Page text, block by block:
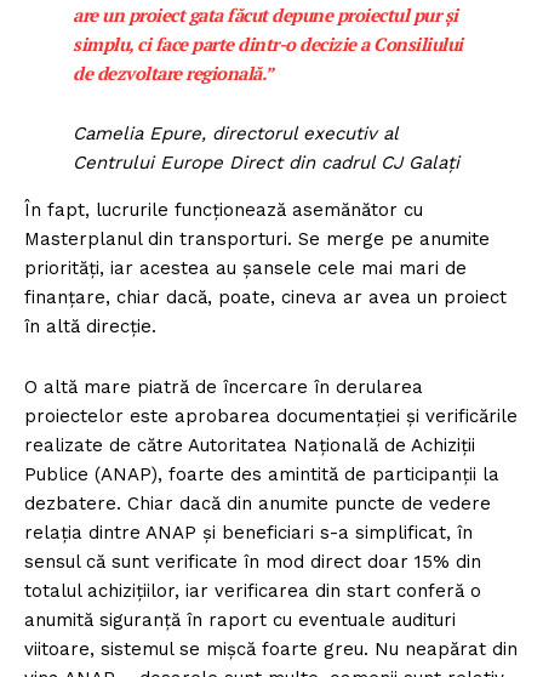
are un proiect gata făcut depune proiectul pur și
simplu, ci face parte dintr-o decizie a Consiliului
de dezvoltare regională.”
Camelia Epure, directorul executiv al
Centrului Europe Direct din cadrul CJ Galați
În fapt, lucrurile funcționează asemănător cu
Masterplanul din transporturi. Se merge pe anumite
priorități, iar acestea au șansele cele mai mari de
finanțare, chiar dacă, poate, cineva ar avea un proiect
în altă direcție.
O altă mare piatră de încercare în derularea
proiectelor este aprobarea documentației și verificările
realizate de către Autoritatea Națională de Achiziții
Publice (ANAP), foarte des amintită de participanții la
dezbatere. Chiar dacă din anumite puncte de vedere
relația dintre ANAP și beneficiari s-a simplificat, în
sensul că sunt verificate în mod direct doar 15% din
totalul achizițiilor, iar verificarea din start conferă o
anumită siguranță în raport cu eventuale audituri
viitoare, sistemul se mișcă foarte greu. Nu neapărat din